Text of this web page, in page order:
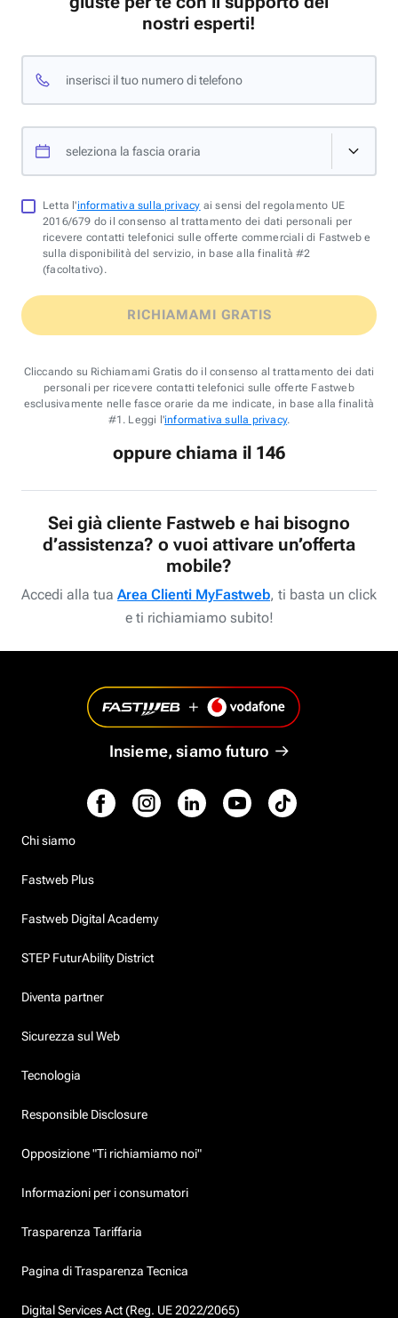
nostri esperti!
inserisci il tuo numero di telefono
seleziona la fascia oraria
Letta l'informativa sulla privacy ai sensi del regolamento UE
2016/679 do il consenso al trattamento dei dati personali per
ricevere contatti telefonici sulle offerte commerciali di Fastweb e
sulla disponibilità del servizio, in base alla finalità #2
(facoltativo).
RICHIAMAMI GRATIS
Cliccando su Richiamami Gratis do il consenso al trattamento dei dati
personali per ricevere contatti telefonici sulle offerte Fastweb
esclusivamente nelle fasce orarie da me indicate, in base alla finalità
#1. Leggi l'informativa sulla privacy.
oppure chiama il 146
Sei già cliente Fastweb e hai bisogno
d’assistenza? o vuoi attivare un’offerta
mobile?
Accedi alla tua Area Clienti MyFastweb, ti basta un click
e ti richiamiamo subito!
Insieme, siamo futuro
Chi siamo
Fastweb Plus
Fastweb Digital Academy
STEP FuturAbility District
Diventa partner
Sicurezza sul Web
Tecnologia
Responsible Disclosure
Opposizione "Ti richiamiamo noi"
Informazioni per i consumatori
Trasparenza Tariffaria
Pagina di Trasparenza Tecnica
Digital Services Act (Reg. UE 2022/2065)